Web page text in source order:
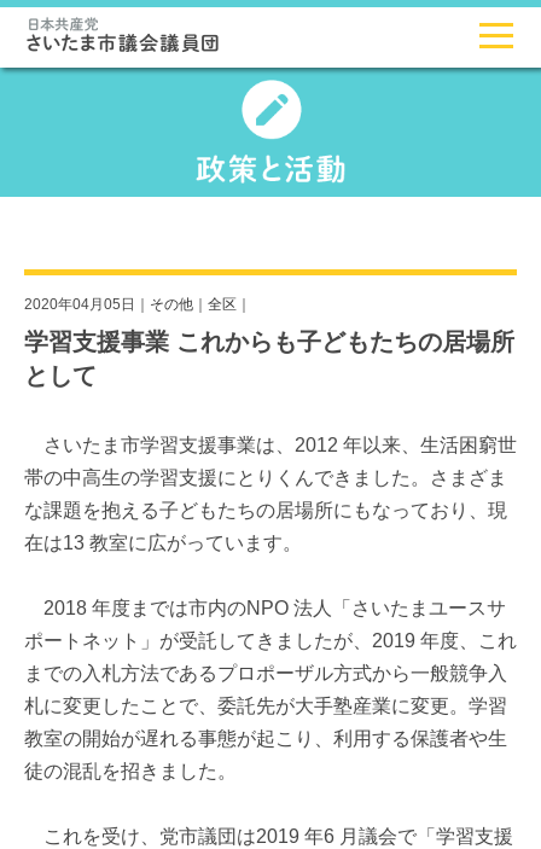
2020年04月05日｜ その他 全区
学習支援事業 これからも子どもたちの居場所
として
さいたま市学習支援事業は、2012 年以来、生活困窮世
帯の中高生の学習支援にとりくんできました。さまざま
な課題を抱える子どもたちの居場所にもなっており、現
在は13 教室に広がっています。
2018 年度までは市内のNPO 法人「さいたまユースサ
ポートネット」が受託してきましたが、2019 年度、これ
までの入札方法であるプロポーザル方式から一般競争入
札に変更したことで、委託先が大手塾産業に変更。学習
教室の開始が遅れる事態が起こり、利用する保護者や生
徒の混乱を招きました。
これを受け、党市議団は2019 年6 月議会で「学習支援